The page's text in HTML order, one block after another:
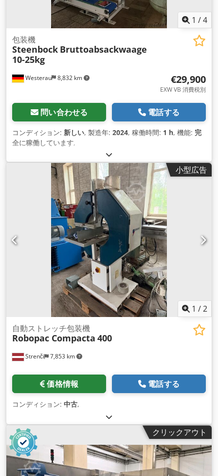
1 /4
Westerau 8,832 km
包装機
Steenbock Bruttoabsackwaage
10-25kg
€29,900
EXW VB 消費税別
問い合わせる 電話する
コンディション: 新しい, 製造年: 2024, 稼働時間: 1 h, 機能: 完
全に稼働しています,
小型広告
1 /2
Strenči 7,853 km
自動ストレッチ包装機
Robopac Compacta 400
価格情報 電話する
コンディション: 中古,
クリックアウト